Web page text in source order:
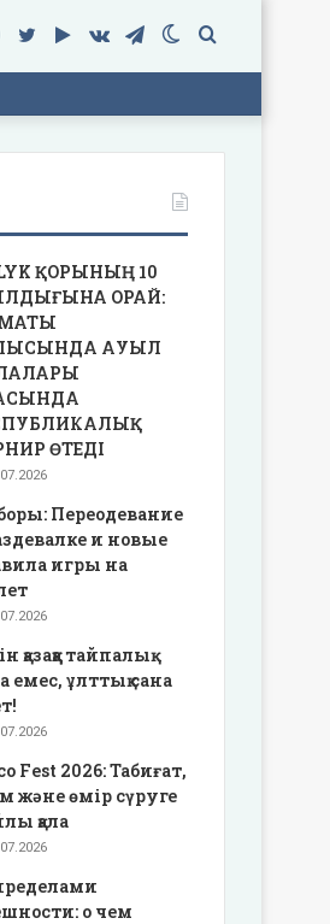
Поиск
Switch
Telegram
vk.com
Google
Twitter
Facebook
ҚОРЫНЫҢ 10
ОРАЙ:
АУЫЛ
ӨТЕДІ
Переодевание
и новые
игры на
қазаққа тайпалық
емес, ұлттық сана
Fest 2026: Табиғат,
және өмір сүруге
қала
о чем